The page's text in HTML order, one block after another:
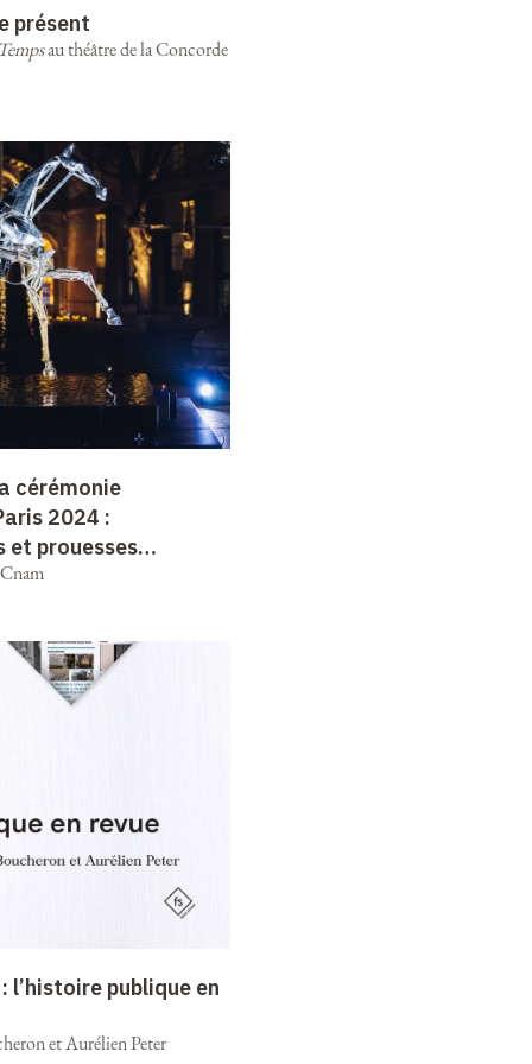
présent
au théâtre de la Concorde
cérémonie
2024 :
et prouesses
publique en
et Aurélien Peter